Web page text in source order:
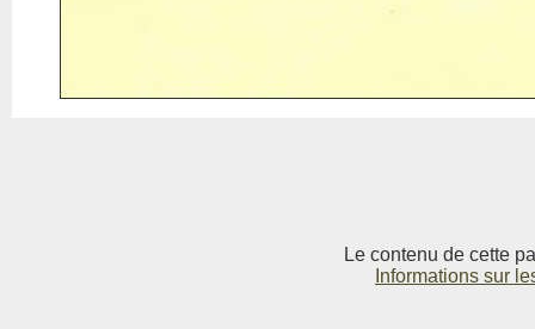
Le contenu de cette
Informations sur